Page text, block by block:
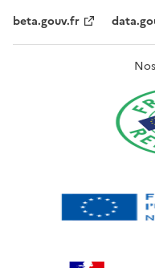
beta.gouv.fr